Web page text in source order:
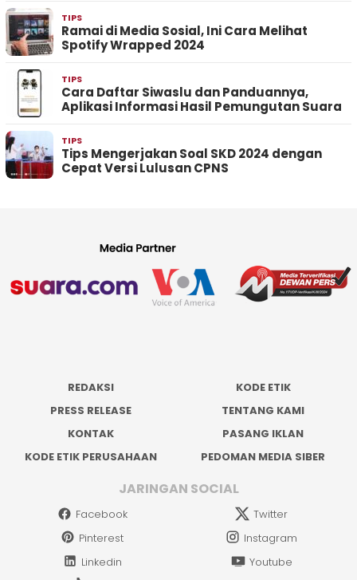
TIPS
Ramai di Media Sosial, Ini Cara Melihat
Spotify Wrapped 2024
TIPS
Cara Daftar Siwaslu dan Panduannya,
Aplikasi Informasi Hasil Pemungutan Suara
TIPS
Tips Mengerjakan Soal SKD 2024 dengan
Cepat Versi Lulusan CPNS
REDAKSI
KODE ETIK
PRESS RELEASE
TENTANG KAMI
KONTAK
PASANG IKLAN
KODE ETIK PERUSAHAAN
PEDOMAN MEDIA SIBER
JARINGAN SOCIAL
Facebook
Twitter
Pinterest
Instagram
Linkedin
Youtube